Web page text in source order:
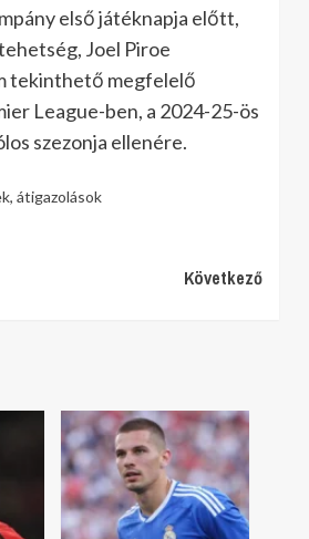
első játéknapja előtt,
Joel Piroe
tekinthető megfelelő
League-ben, a 2024-25-ös
szezonja ellenére.
, átigazolások
Következő